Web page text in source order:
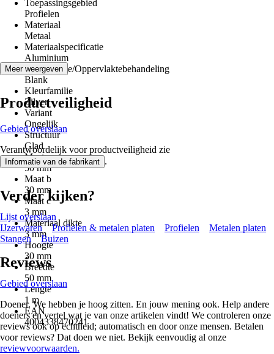
Toepassingsgebied
Profielen
Materiaal
Metaal
Materiaalspecificatie
Aluminium
Oppervlakte/Oppervlaktebehandeling
Blank
Kleurfamilie
Zilver
Variant
Ongelijk
Structuur
Glad
Maat a
50 mm
Maat b
30 mm
Maat c
3 mm
Materiaal dikte
3 mm
Hoogte
30 mm
Breedte
50 mm
Lengte
1 m
EAN
4004338470241
Meer weergeven
Productveiligheid
Gebied overslaan
Verantwoordelijk voor productveiligheid zie
Informatie van de fabrikant .
Verder kijken?
Lijst overslaan
IJzerwaren
Profielen & metalen platen Profielen
Metalen platen
Stangen
Buizen
Reviews
Gebied overslaan
Doener. We hebben je hoog zitten. En jouw mening ook. Help andere
doeners en vertel wat je van onze artikelen vindt! We controleren onze
reviews ook op echtheid; automatisch en door onze mensen. Betalen
voor reviews? Dat doen we niet. Bekijk eenvoudig al onze
reviewvoorwaarden.